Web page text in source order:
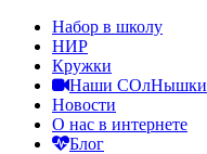
Набор в школу
НИР
Кружки
Наши СОлНышки
Новости
О нас в интернете
Блог